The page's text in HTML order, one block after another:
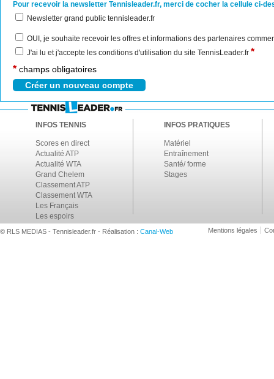
Pour recevoir la newsletter Tennisleader.fr, merci de cocher la cellule ci-
Newsletter grand public tennisleader.fr
OUI, je souhaite recevoir les offres et informations des partenaires
J'ai lu et j'accepte les conditions d'utilisation du site TennisLeader.fr *
* champs obligatoires
INFOS TENNIS
Scores en direct
Actualité ATP
Actualité WTA
Grand Chelem
Classement ATP
Classement WTA
Les Français
Les espoirs
INFOS PRATIQUES
Matériel
Entraînement
Santé/ forme
Stages
© RLS MEDIAS - Tennisleader.fr - Réalisation : Canal-Web Mentions légales